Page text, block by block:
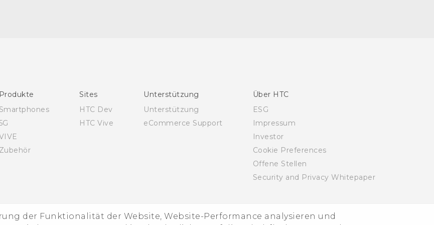
der Funktionalität der Website, Website-Performance analysieren und
English - User manual
English - Safety and regulatory guide
Produkte
Smartphones
Zubehör
Sites
HTC Dev
HTC Vive
Unterstützung
Unterstützung
eCommerce Support
Über HTC
ESG
Impressum
Investor
Cookie Preferences
Offene Stellen
Security and Privacy Whitepaper